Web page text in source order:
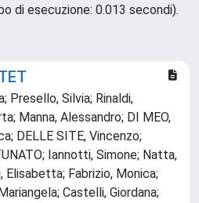
di esecuzione: 0.013 secondi).
Presello, Silvia; Rinaldi,
Manna, Alessandro; DI MEO,
DELLE SITE, Vincenzo;
Iannotti, Simone; Natta,
Elisabetta; Fabrizio, Monica;
Castelli, Giordana;